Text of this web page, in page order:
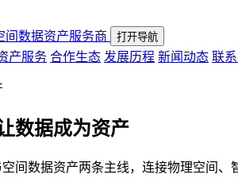
间数据资产服务商
打开导航
产服务 合作生态 发展历程 新闻动态 联系
数据成为资产
间数据资产两条主线，连接物理空间